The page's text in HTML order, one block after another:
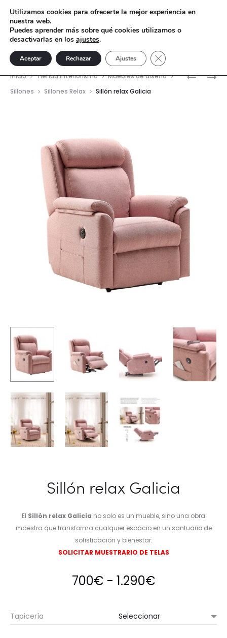
LÁMPARA
BUTACA
Inicio Tienda interiorismo
Muebles de diseño
Sillones
Sillones Relax Sillón relax Galicia
Sillón relax Galicia
El Sillón relax Galicia no solo es un mueble, sino una obra
maestra que transforma cualquier espacio en un santuario de
sofisticación y bienestar.
SOLICITAR MUESTRARIO DE TELAS
700€ - 1.290€Rango
precios:
Tapicería
Utilizamos cookies para ofrecerte la mejor experiencia en
nuestra web.
Puedes aprender más sobre qué cookies utilizamos o
desactivarlas en los ajustes.
Aceptar Rechazar Ajustes Cerrar el banner de